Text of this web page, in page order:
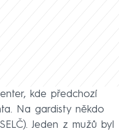
kde předchozí
Na gardisty někdo
Jeden z mužů byl